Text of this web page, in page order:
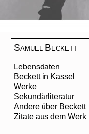
Samuel Beckett
Lebensdaten
Beckett in Kassel
Werke
Sekundärliteratur
Andere über Beckett
Zitate aus dem Werk